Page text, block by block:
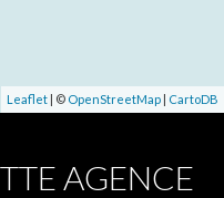
Leaflet | © OpenStreetMap | CartoDB
AGENCE